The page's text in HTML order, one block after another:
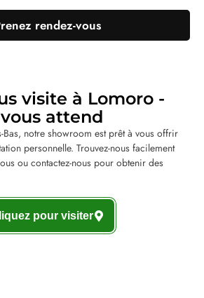
rendez-vous
visite à Lomoro -
attend
notre showroom est prêt à vous offrir
personnelle. Trouvez-nous facilement
ou contactez-nous pour obtenir des
pour visiter